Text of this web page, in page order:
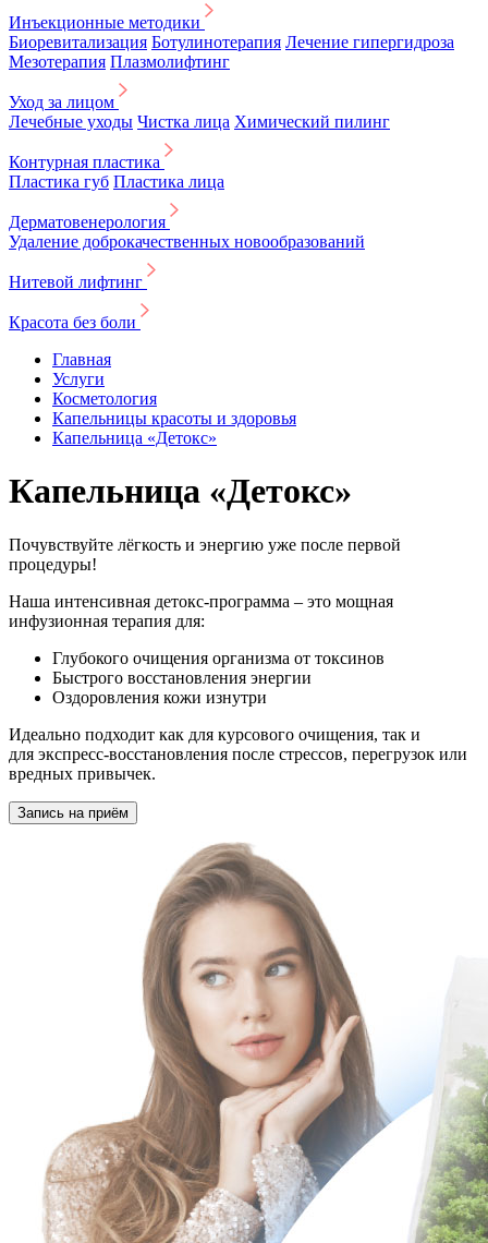
Инъекционные методики
Биоревитализация Ботулинотерапия Лечение гипергидроза
Мезотерапия Плазмолифтинг
Уход за лицом
Лечебные уходы Чистка лица Химический пилинг
Контурная пластика
Пластика губ Пластика лица
Дерматовенерология
Удаление доброкачественных новообразований
Нитевой лифтинг
Красота без боли
Главная
Услуги
Косметология
Капельницы красоты и здоровья
Капельница «Детокс»
Капельница «Детокс»
Почувствуйте лёгкость и энергию уже после первой
процедуры!
Наша интенсивная детокс-программа – это мощная
инфузионная терапия для:
Глубокого очищения организма от токсинов
Быстрого восстановления энергии
Оздоровления кожи изнутри
Идеально подходит как для курсового очищения, так и
для экспресс-восстановления после стрессов, перегрузок или
вредных привычек.
Запись на приём